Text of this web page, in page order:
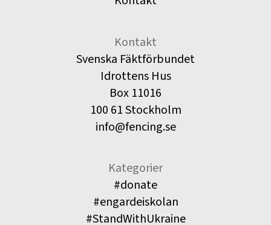
Kontakt
Svenska Fäktförbundet
Idrottens Hus
Box 11016
100 61 Stockholm
info@fencing.se
Kategorier
#donate
#engardeiskolan
#StandWithUkraine